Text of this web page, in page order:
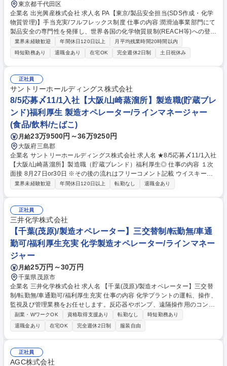
東京都千代田区
企業名 出光興産株式会社 求人名 PA【東京/製品安全担当(SDS作成・化学
物質管理)】手当充実/フルフレックス制度 仕事の内容 潤滑油事業部門にて
製品安全の専門性を発揮し、世界各国の化学物質規制(REACH等)への登録
対応や、輸入実績数量の集計、法適合状況の確認、外部コンサルとの窓口
業務、管理システムの維持運営を担います 【具体的な業務】■各国REAC
H(EU, UK, トルコ, 中国, 韓国, 台湾)への化学物質登録等の対応■各国輸入
実績数量の集計および法適合状況の確認■外部コンサルとの連絡窓口■化学
物質管理システムの維持管理 【キャリア】製品安全の専門職のほか、希望
や適性に応じ海外拠点や他部門のマネジャーも目指せます。 募集職種 PA
【東京/製品安全担当(SDS作成・化学物質管理)】手当充実/フルフレックス
制度
業界未経験歓迎 年間休日120日以上
月平均残業時間20時間以内
時短勤務あり
退職金あり 在宅OK 完全週休2日制 土日祝休み
正社員
サントリーホールディングス株式会社
8/5応募〆11/1入社【大阪/山崎蒸溜所】製造職(貯蔵ブレ
ンド)福利厚生 製造オペレーター/ラインマネージャー
(食品/飲料/たばこ)
月給23万9500円～36万9250円
大阪府三島郡
企業名 サントリーホールディングス株式会社 求人名 ★8/5応募〆11/1入社
【大阪/山崎蒸溜所】製造職（貯蔵ブレンド）福利厚生◎ 仕事の内容 １次
面接 8月27日or30日 ※その後の流れはフリーコメント記載 ウイスキー工
場にて、中味製造工程（ブレンド・濾過）のオペレーション、生産管理、
決定。 ・配管構成による原酒移送、ブレンド作業 ・濾過機を用いた原
酒、ウイスキーの濾過作業 ・品質確認（官能評価含む）、管理、改善 ・
設備の点検、改善業務 募集職種 ★8/5応募〆11/1入社【大阪/山崎蒸溜所】
製造職（貯蔵ブレンド）福利厚生◎
業界未経験歓迎 年間休日120日以上 転勤なし 退職金あり
正社員
三井化学株式会社
【千葉(茂原)/製造オペレーター】三交替制/転勤無/車通
勤可/福利厚生充実 化学製造オペレーター/ラインマネー
ジャー
月給25万円～30万円
千葉県茂原市
企業名 三井化学株式会社 求人名 【千葉(茂原)/製造オペレーター】三交替
制/転勤無/車通勤可/福利厚生充実 仕事の内容 化学プラントの運転、操作、
監視及び管理業務をお任せします。反応器やポンプ、遠隔操作用のコンピ
ューター制御システム(DCS:分散型制御システム)などを使用し、高機能製
品の製造プロセスを操作して頂きます。 【働く環境】操作室(DCS等によ
る遠隔監視)は室内で空調がきいており、反応設備は屋外ですが、屋根や
壁があるため、直射日光は当たらない環境です。また当社他工場と比較し
ても、横の交流が多い職場で、釣り大会やBBQというイベントだけでな
く、工場運用における費用や連携面でも助けあっている職場です。また国
副業・WワークOK 資格取得支援あり 転勤なし
時短勤務あり
退職金あり
在宅OK 完全週休2日制 服装自由
正社員
AGC株式会社